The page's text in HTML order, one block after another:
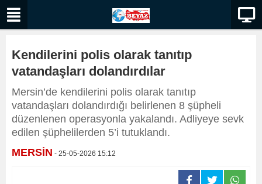
Kendilerini polis olarak tanıtıp
vatandaşları dolandırdılar
Mersin’de kendilerini polis olarak tanıtıp
vatandaşları dolandırdığı belirlenen 8 şüpheli
düzenlenen operasyonla yakalandı. Adliyeye sevk
edilen şüphelilerden 5’i tutuklandı.
MERSİN - 25-05-2026 15:12